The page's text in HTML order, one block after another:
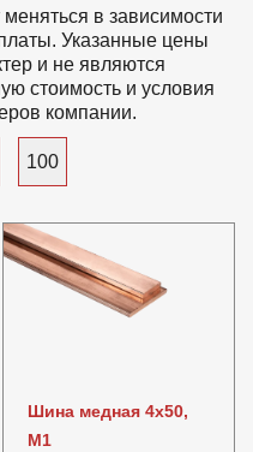
в зависимости
Указанные цены
и не являются
стоимость и условия
компании.
100
Шина медная 4х50,
М1